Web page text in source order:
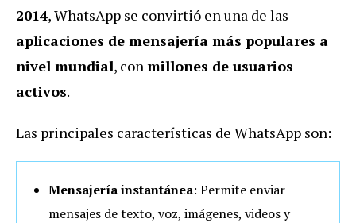
2014, WhatsApp se convirtió en una de las
aplicaciones de mensajería más populares a
nivel mundial, conmillones de usuarios
activos.
Las principales características de WhatsApp son:
Mensajería instantánea: Permite enviar
mensajes de texto, voz, imágenes, videos y